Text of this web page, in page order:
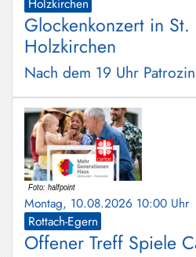
Holzkirchen
Glockenkonzert in St.
Holzkirchen
Nach dem 19 Uhr
Montag, 10.08.2026 10:00 Uhr
Rottach-Egern
Offener Treff Spiele
Tegernsee
Warngau
/
Wall
Weyarn